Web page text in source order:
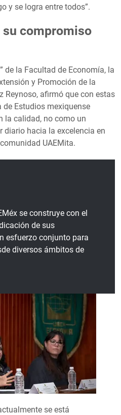
y se logra entre todos”.
su compromiso
de la Facultad de Economía, la
y Promoción de la
Reynoso, afirmó que con estas
Estudios mexiquense
la calidad, no como un
diario hacia la excelencia en
UAEMita.
se construye con el
de sus
esfuerzo conjunto para
diversos ámbitos de
se está